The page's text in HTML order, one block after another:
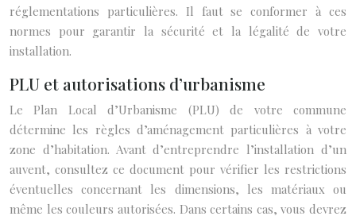
réglementations particulières. Il faut se conformer à ces
normes pour garantir la sécurité et la légalité de votre
installation.
PLU et autorisations d’urbanisme
Le Plan Local d’Urbanisme (PLU) de votre commune
détermine les règles d’aménagement particulières à votre
zone d’habitation. Avant d’entreprendre l’installation d’un
auvent, consultez ce document pour vérifier les restrictions
éventuelles concernant les dimensions, les matériaux ou
même les couleurs autorisées. Dans certains cas, vous devrez